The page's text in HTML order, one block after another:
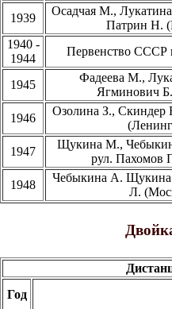
1939
Осадчая М.,
Патрин Н.
1940 -
1944
Первенство СССР
1945
Фадеева М.,
Ягминович
1946
Озолина З., Скиндер
1947
Щукина М.,
рул. Пахомов
1948
Чебыкина А. Щукина
Л.
Год